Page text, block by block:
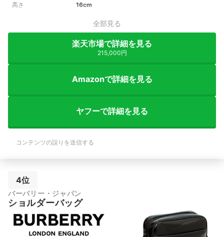
高さ 16cm
全部見る
楽天市場で詳細を見る
215,000円
Amazonで詳細を見る
ヤフーで詳細を見る
コンテンツの誤りを送信する
4位
バーバリー・ジャパン
ショルダーバッグ